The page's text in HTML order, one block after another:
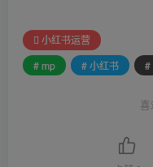
小红书运营
# mp
# 小红书 #